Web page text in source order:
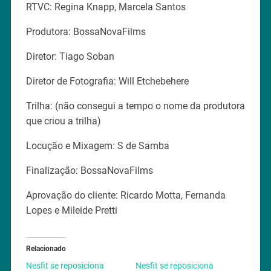
RTVC: Regina Knapp, Marcela Santos
Produtora: BossaNovaFilms
Diretor: Tiago Soban
Diretor de Fotografia: Will Etchebehere
Trilha: (não consegui a tempo o nome da produtora
que criou a trilha)
Locução e Mixagem: S de Samba
Finalização: BossaNovaFilms
Aprovação do cliente: Ricardo Motta, Fernanda
Lopes e Mileide Pretti
Relacionado
Nesfit se reposiciona
Nesfit se reposiciona